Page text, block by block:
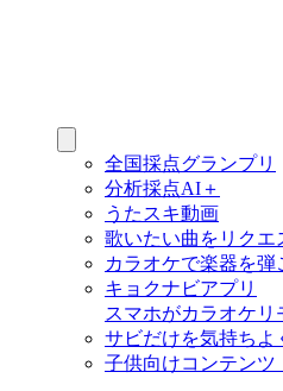
全国採点グランプリ
分析採点AI＋
うたスキ動画
歌いたい曲をリクエ
カラオケで楽器を弾
キョクナビアプリ
スマホがカラオケリ
サビだけを気持ちよ
子供向けコンテンツ